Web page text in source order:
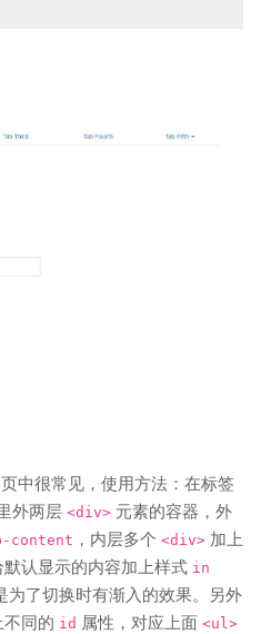
中很常见，使用方法：在标签
外两层 <div> 元素的容器，外
content ，内层多个 <div> 加上
默认显示的内容加上样式 in
为了切换时有渐入的效果。另外
同的 id 属性，对应上面 <ul>